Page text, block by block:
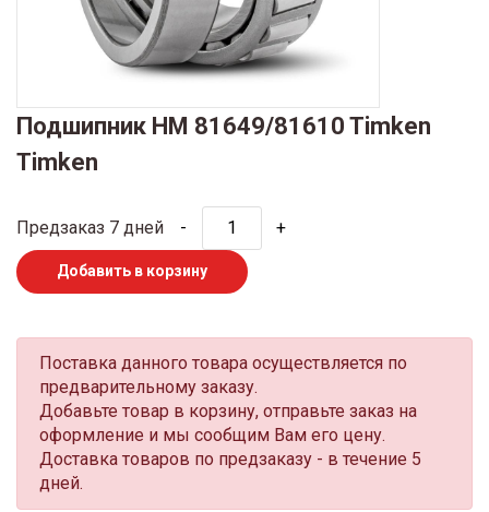
Подшипник HM 81649/81610 Timken
Timken
Предзаказ 7 дней - +
Добавить в корзину
Поставка данного товара осуществляется по
предварительному заказу.
Добавьте товар в корзину, отправьте заказ на
оформление и мы сообщим Вам его цену.
Доставка товаров по предзаказу - в течение 5
дней.